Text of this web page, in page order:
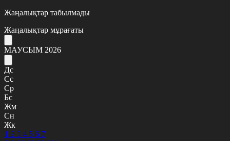
Жаңалықтар табылмады
Жаңалықтар мұрағаты
МАУСЫМ 2026
Дс
Сс
Ср
Бс
Жм
Сн
Жк
1 2 3 4 5 6 7